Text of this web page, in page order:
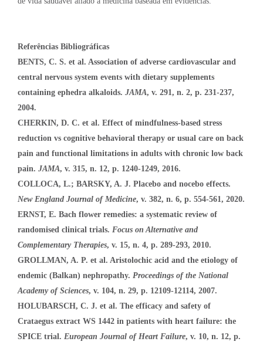
Referências Bibliográficas
BENTS, C. S. et al. Association of adverse cardiovascular and
central nervous system events with dietary supplements
containing ephedra alkaloids. JAMA, v. 291, n. 2, p. 231-237,
2004.
CHERKIN, D. C. et al. Effect of mindfulness-based stress
reduction vs cognitive behavioral therapy or usual care on back
pain and functional limitations in adults with chronic low back
pain. JAMA, v. 315, n. 12, p. 1240-1249, 2016.
COLLOCA, L.; BARSKY, A. J. Placebo and nocebo effects.
New England Journal of Medicine, v. 382, n. 6, p. 554-561, 2020.
ERNST, E. Bach flower remedies: a systematic review of
randomised clinical trials. Focus on Alternative and
Complementary Therapies, v. 15, n. 4, p. 289-293, 2010.
GROLLMAN, A. P. et al. Aristolochic acid and the etiology of
endemic (Balkan) nephropathy. Proceedings of the National
Academy of Sciences, v. 104, n. 29, p. 12109-12114, 2007.
HOLUBARSCH, C. J. et al. The efficacy and safety of
Crataegus extract WS 1442 in patients with heart failure: the
SPICE trial. European Journal of Heart Failure, v. 10, n. 12, p.